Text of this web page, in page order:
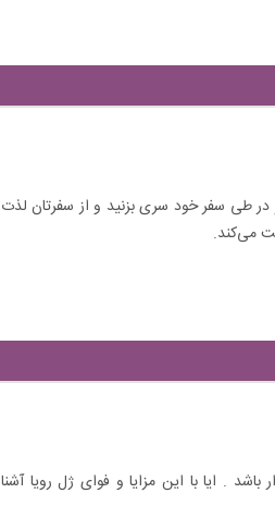
در طی سفر خود سری بزنید و از سفرتان لذت
می‌کند.
. ایا با این مزایا و فوای ژل رویا آشنا